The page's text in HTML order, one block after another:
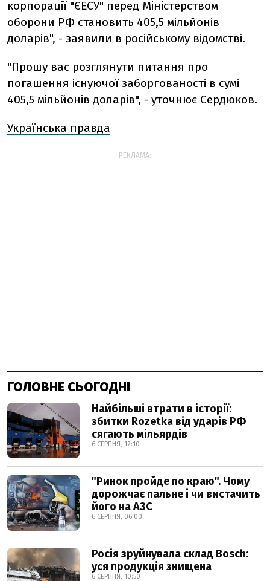
корпорації "ЄЕСУ" перед Міністерством
оборони РФ становить 405,5 мільйонів
доларів", - заявили в російському відомстві.
"Прошу вас розглянути питання про
погашення існуючої заборгованості в сумі
405,5 мільйонів доларів", - уточнює Сердюков.
Українська правда
РЕКЛАМА:
ГОЛОВНЕ СЬОГОДНІ
Найбільші втрати в історії:
збитки Rozetka від ударів РФ
сягають мільярдів
6 СЕРПНЯ, 12:10
"Ринок пройде по краю". Чому
дорожчає пальне і чи вистачить
його на АЗС
6 СЕРПНЯ, 06:00
Росія зруйнувала склад Bosch:
уся продукція знищена
6 СЕРПНЯ, 10:50